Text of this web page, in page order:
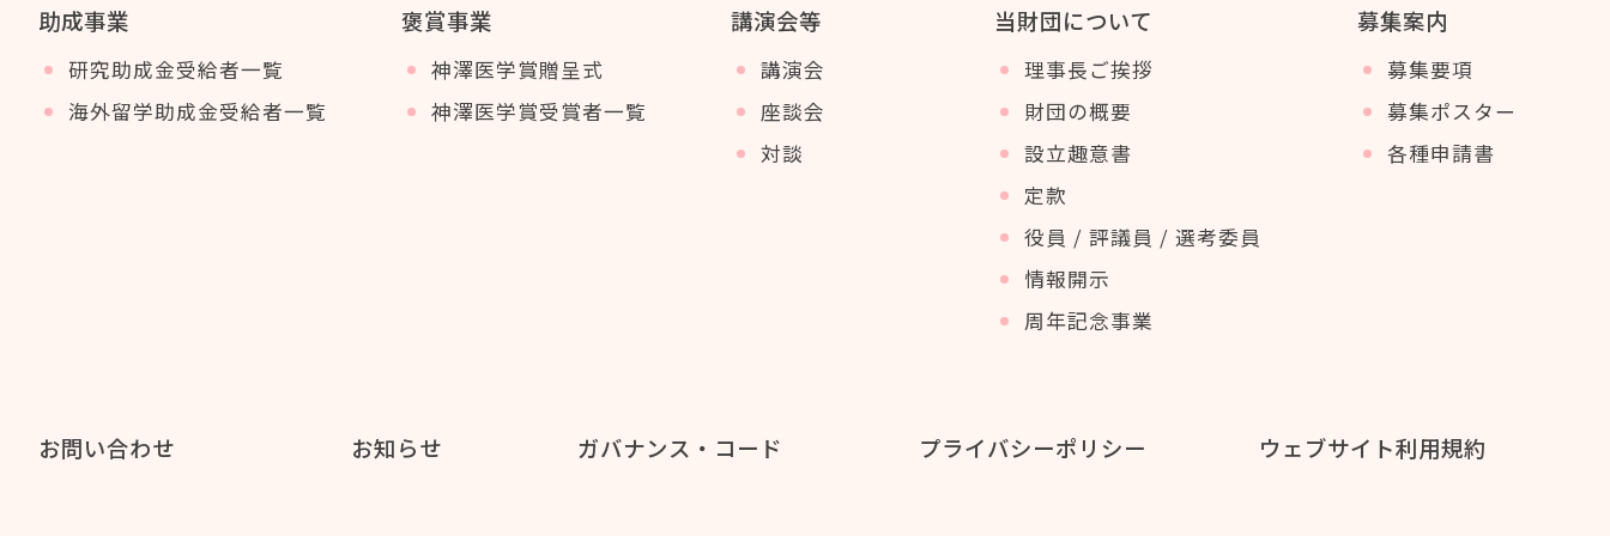
助成事業
研究助成金受給者一覧
海外留学助成金受給者一覧
褒賞事業
神澤医学賞贈呈式
神澤医学賞受賞者一覧
講演会等
講演会
座談会
対談
当財団について
理事長ご挨拶
財団の概要
設立趣意書
定款
役員 / 評議員 / 選考委員
情報開示
周年記念事業
募集案内
募集要項
募集ポスター
各種申請書
お問い合わせ お知らせ ガバナンス・コード プライバシーポリシー ウェブサイト利用規約